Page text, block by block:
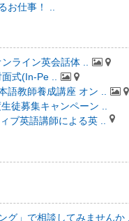
お仕事！ ..
ンライン英会話体 ..
面式(In-Pe ..
語教師養成講座 オン ..
徒募集キャンペーン ..
ブ英語講師による英 ..
グ」で相談してみませんか ..